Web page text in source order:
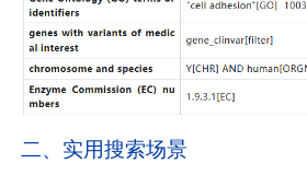
二、实用搜索场景